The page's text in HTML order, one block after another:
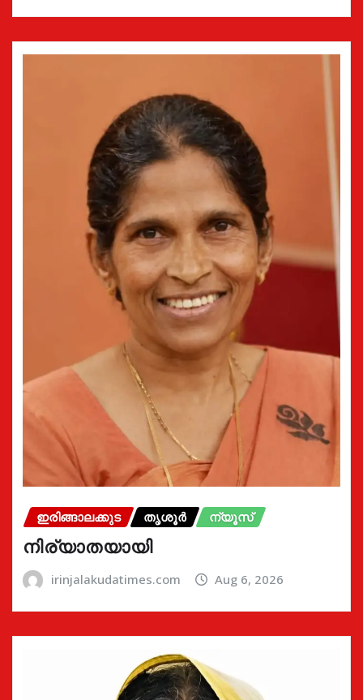
ഇരിങ്ങാലക്കുട തൃശൂർ ന്യൂസ്
നിര്യാതയായി
irinjalakudatimes.com Aug 6, 2026